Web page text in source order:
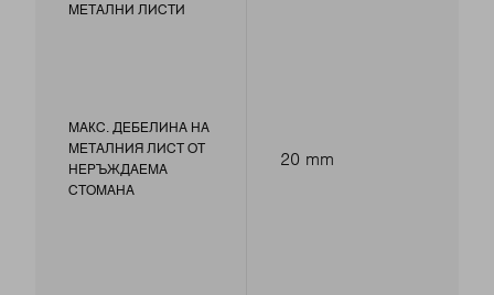
МЕТАЛНИ ЛИСТИ
МАКС. ДЕБЕЛИНА НА
МЕТАЛНИЯ ЛИСТ ОТ
НЕРЪЖДАЕМА
СТОМАНА
20 mm